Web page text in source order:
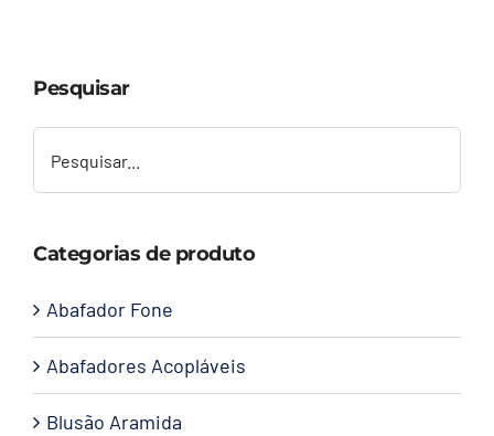
Contato
Pesquisar
Categorias de produto
Abafador Fone
Abafadores Acopláveis
Blusão Aramida